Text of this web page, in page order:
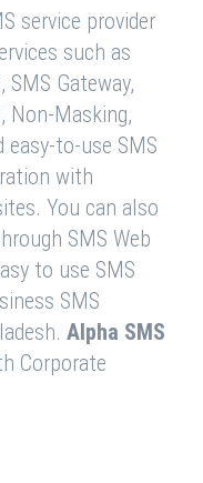
service provider
such as
SMS Gateway,
Non-Masking,
to-use SMS
with
You can also
SMS Web
to use SMS
SMS
Alpha SMS
Corporate